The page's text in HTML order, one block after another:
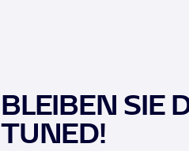
BLEIBEN SIE
TUNED!